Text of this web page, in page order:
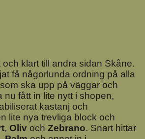
och klart till andra sidan Skåne.
få någorlunda ordning på alla
ska upp på väggar och
nu fått in lite nytt i shopen,
kastanj och
lite nya trevliga block och
t, Oliv och Zebrano. Snart hittar